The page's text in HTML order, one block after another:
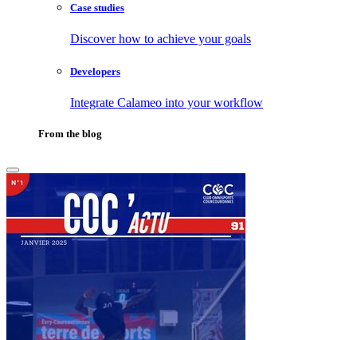
Case studies
Discover how to achieve your goals
Developers
Integrate Calameo into your workflow
From the blog